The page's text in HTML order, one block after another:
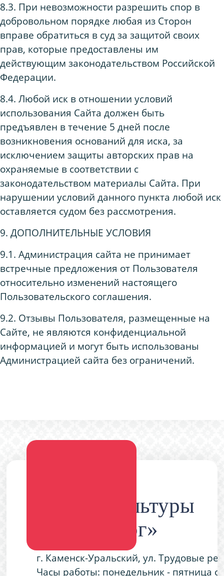
8.3. При невозможности разрешить спор в
добровольном порядке любая из Сторон
вправе обратиться в суд за защитой своих
прав, которые предоставлены им
действующим законодательством Российской
Федерации.
8.4. Любой иск в отношении условий
использования Сайта должен быть
предъявлен в течение 5 дней после
возникновения оснований для иска, за
исключением защиты авторских прав на
охраняемые в соответствии с
законодательством материалы Сайта. При
нарушении условий данного пункта любой иск
оставляется судом без рассмотрения.
9. ДОПОЛНИТЕЛЬНЫЕ УСЛОВИЯ
9.1. Администрация сайта не принимает
встречные предложения от Пользователя
относительно изменений настоящего
Пользовательского соглашения.
9.2. Отзывы Пользователя, размещенные на
Сайте, не являются конфиденциальной
информацией и могут быть использованы
Администрацией сайта без ограничений.
Дворец культуры
«Металлург»
г. Каменск-Уральский, ул. Трудовые
Часы работы: понедельник - пятница с